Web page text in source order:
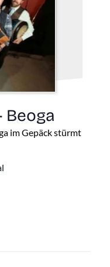
Beoga
im Gepäck stürmt